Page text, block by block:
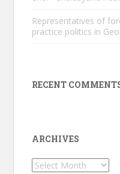
Representatives of
practice politics in
RECENT
ARCHIVES
Archives